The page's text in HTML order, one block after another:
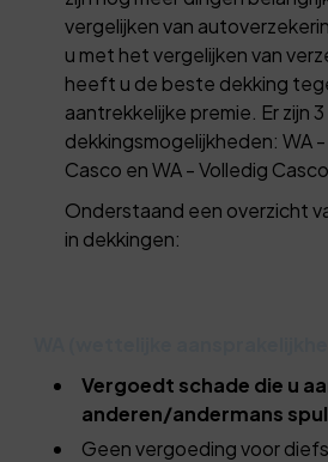
vergelijken van
u met het vergelijken van
heeft u de beste dekking
aantrekkelijke premie. Er zijn 3
dekkingsmogelijkheden: WA
Casco en WA - Volledig Casco.
Onderstaand een overzicht
in dekkingen:
Vergoedt schade die u
anderen/andermans
Geen vergoeding voor